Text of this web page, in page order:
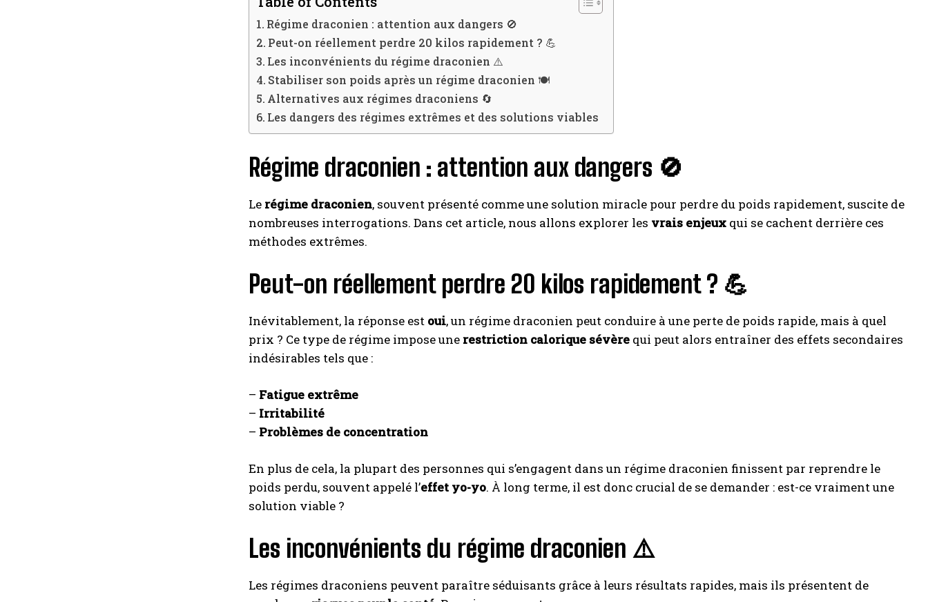
Régime draconien : attention aux dangers 🚫
Peut-on réellement perdre 20 kilos rapidement ? 💪
Les inconvénients du régime draconien ⚠️
Stabiliser son poids après un régime draconien 🍽️
Alternatives aux régimes draconiens 🔄
Les dangers des régimes extrêmes et des solutions viables
Régime draconien : attention aux dangers 🚫
Le régime draconien, souvent présenté comme une solution miracle pour perdre du poids rapidement, suscite de
nombreuses interrogations. Dans cet article, nous allons explorer les vrais enjeux qui se cachent derrière ces
méthodes extrêmes.
Peut-on réellement perdre 20 kilos rapidement ? 💪
Inévitablement, la réponse est oui, un régime draconien peut conduire à une perte de poids rapide, mais à quel
prix ? Ce type de régime impose une restriction calorique sévère qui peut alors entraîner des effets secondaires
indésirables tels que :
– Fatigue extrême
– Irritabilité
– Problèmes de concentration
En plus de cela, la plupart des personnes qui s’engagent dans un régime draconien finissent par reprendre le
poids perdu, souvent appelé l’effet yo-yo. À long terme, il est donc crucial de se demander : est-ce vraiment une
solution viable ?
Les inconvénients du régime draconien ⚠️
Les régimes draconiens peuvent paraître séduisants grâce à leurs résultats rapides, mais ils présentent de